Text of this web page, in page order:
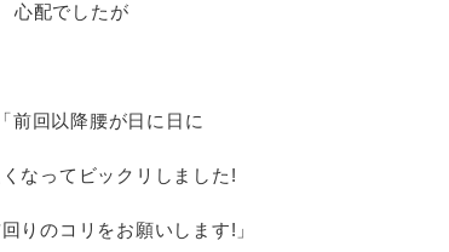
心配でしたが
前回以降腰が日に日に
なってビックリしました!
りのコリをお願いします!」